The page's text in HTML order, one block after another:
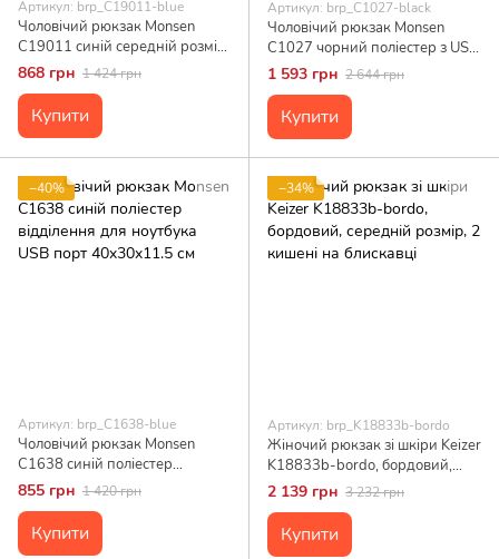
Артикул: brp_C19011-blue
Чоловічий рюкзак Monsen
C19011 синій середній розмір
з USB-роз'ємом та відділом
для ноутбука
868 грн 1 424 грн
Купити
Артикул: brp_C1027-black
Чоловічий рюкзак Monsen
C1027 чорний поліестер з USB
портом для ноутбука та
подорожей
1 593 грн 2 644 грн
Купити
−40%
Артикул: brp_C1638-blue
Чоловічий рюкзак Monsen
C1638 синій поліестер
відділення для ноутбука USB
порт 40x30x11.5 см
855 грн 1 420 грн
Купити
−34%
Артикул: brp_K18833b-bordo
Жіночий рюкзак зі шкіри Keizer
K18833b-bordo, бордовий,
середній розмір, 2 кишені на
блискавці
2 139 грн 3 232 грн
Купити